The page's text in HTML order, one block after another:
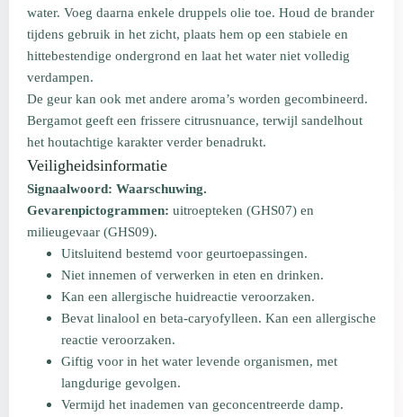
water. Voeg daarna enkele druppels olie toe. Houd de brander
tijdens gebruik in het zicht, plaats hem op een stabiele en
hittebestendige ondergrond en laat het water niet volledig
verdampen.
De geur kan ook met andere aroma’s worden gecombineerd.
Bergamot geeft een frissere citrusnuance, terwijl sandelhout
het houtachtige karakter verder benadrukt.
Veiligheidsinformatie
Signaalwoord: Waarschuwing.
Gevarenpictogrammen: uitroepteken (GHS07) en
milieugevaar (GHS09).
Uitsluitend bestemd voor geurtoepassingen.
Niet innemen of verwerken in eten en drinken.
Kan een allergische huidreactie veroorzaken.
Bevat linalool en beta-caryofylleen. Kan een allergische
reactie veroorzaken.
Giftig voor in het water levende organismen, met
langdurige gevolgen.
Vermijd het inademen van geconcentreerde damp.